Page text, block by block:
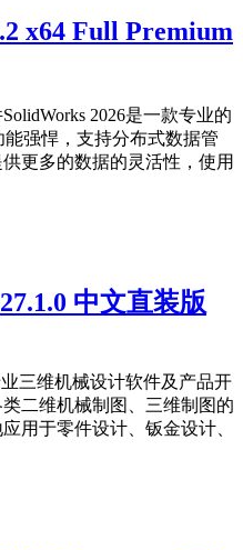
x64 Full Premium
2026是一款专业的
能强悍，支持分布式数据管
更多的数据的灵活性，使用
中文直装版
业三维机械设计软件及产品开
二维机械制图、三维制图的
用于零件设计、钣金设计、